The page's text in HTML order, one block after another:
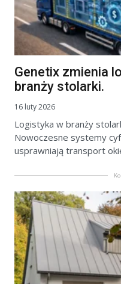
Genetix zmienia
branży stolarki.
16 luty 2026
Logistyka w branży
Nowoczesne systemy
usprawniają transport